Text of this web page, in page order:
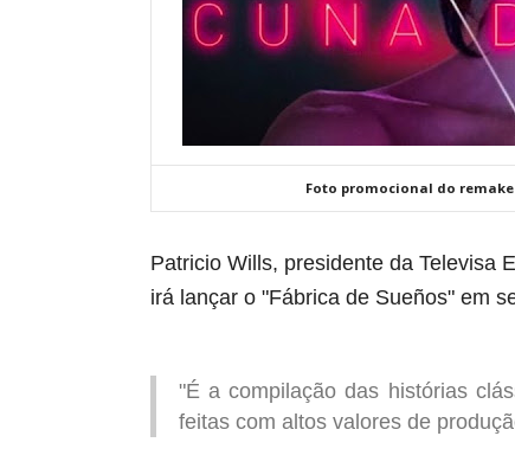
Foto promocional do remake
Patricio Wills, presidente da Televisa
irá lançar o "Fábrica de Sueños" em
"É a compilação das histórias
feitas com altos valores de